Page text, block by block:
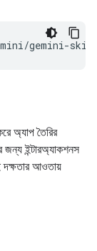
gemini-
অ্যাপ তৈরির
জন্য ইন্টারঅ্যাকশনস
আওতায়